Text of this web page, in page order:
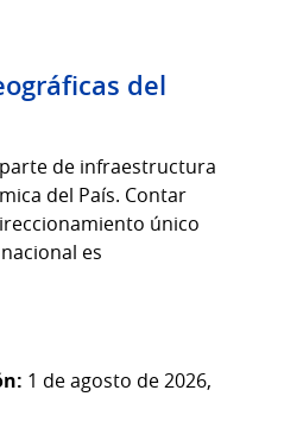
del
de infraestructura
del País. Contar
único
es
1 de agosto de 2026,